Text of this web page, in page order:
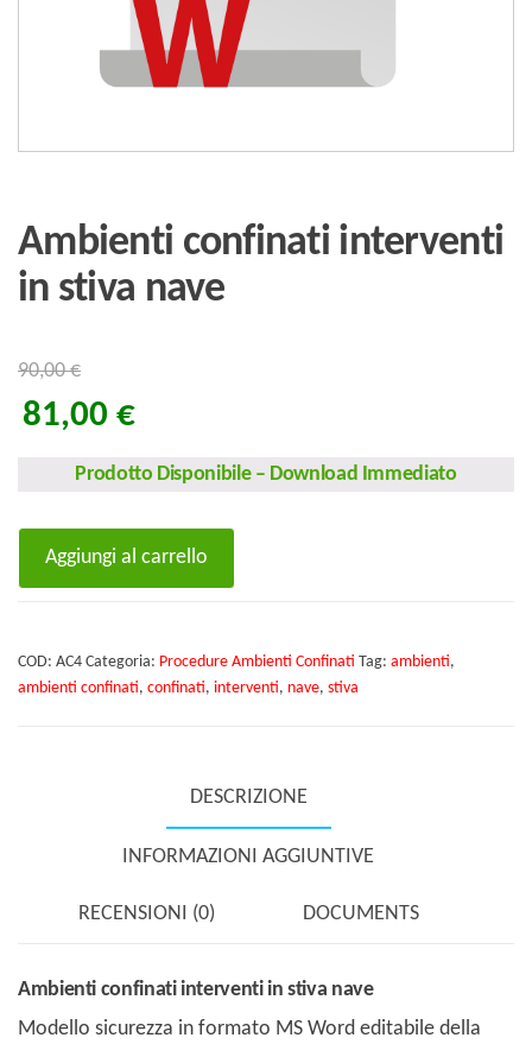
Ambienti confinati interventi
in stiva nave
90,00€
81,00 €
Prodotto Disponibile – Download Immediato
Ambienti
stiva
Aggiungi al carrello
COD: AC4 Categoria: Procedure Ambienti Confinati Tag: ambienti,
ambienti confinati, confinati, interventi, nave, stiva
DESCRIZIONE
INFORMAZIONI AGGIUNTIVE
RECENSIONI (0) DOCUMENTS
Ambienti confinati interventi in stiva nave
Modello sicurezza in formato MS Word editabile della